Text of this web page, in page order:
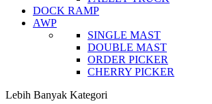
DOCK RAMP
AWP
SINGLE MAST
DOUBLE MAST
ORDER PICKER
CHERRY PICKER
Lebih Banyak Kategori